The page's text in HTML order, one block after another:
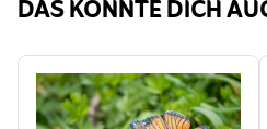
DAS KÖNNTE DICH